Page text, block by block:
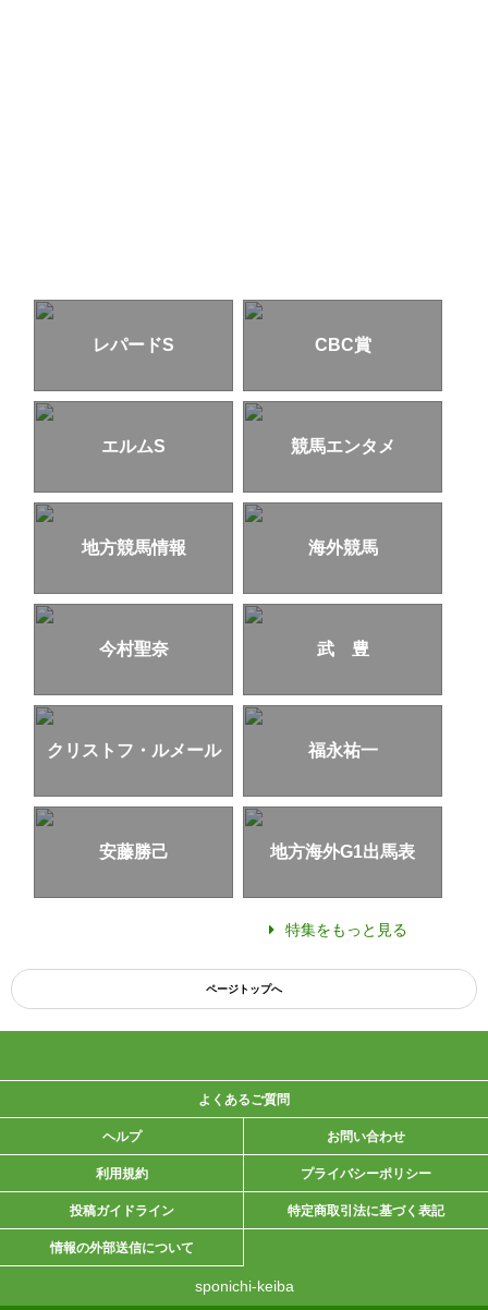
レパードS CBC賞
エルムS 競馬エンタメ
地方競馬情報 海外競馬
今村聖奈 武 豊
クリストフ・ルメール 福永祐一
安藤勝己 地方海外G1出馬表
特集をもっと見る
ページトップへ
よくあるご質問
ヘルプ お問い合わせ
利用規約 プライバシーポリシー
投稿ガイドライン 特定商取引法に基づく表記
情報の外部送信について
sponichi-keiba